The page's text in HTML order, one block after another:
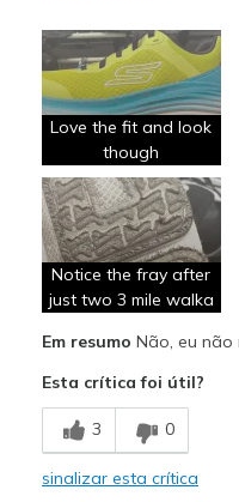
Comfortable
Contras
Wear Out Quickly
Width
Sizing
Feels
View On Shoes
Love the fit and look
though
Notice the fray after
just two 3 mile walka
Em resumo Não, eu não
Esta crítica foi útil?
3 0
sinalizar esta crítica